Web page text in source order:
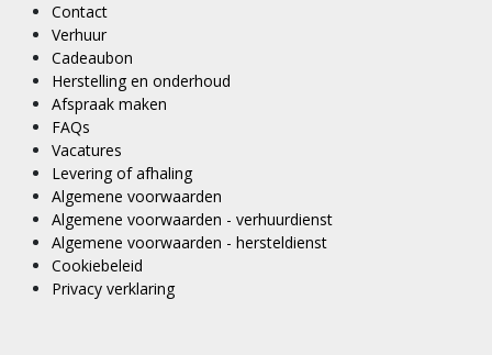
Contact
Verhuur
Cadeaubon
Herstelling en onderhoud
Afspraak maken
FAQs
Vacatures
Levering of afhaling
Algemene voorwaarden
Algemene voorwaarden - verhuurdienst
Algemene voorwaarden - hersteldienst
Cookiebeleid
Privacy verklaring